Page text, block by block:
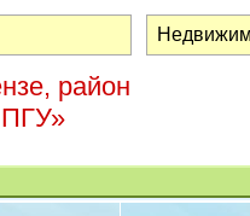
район
ПГУ»